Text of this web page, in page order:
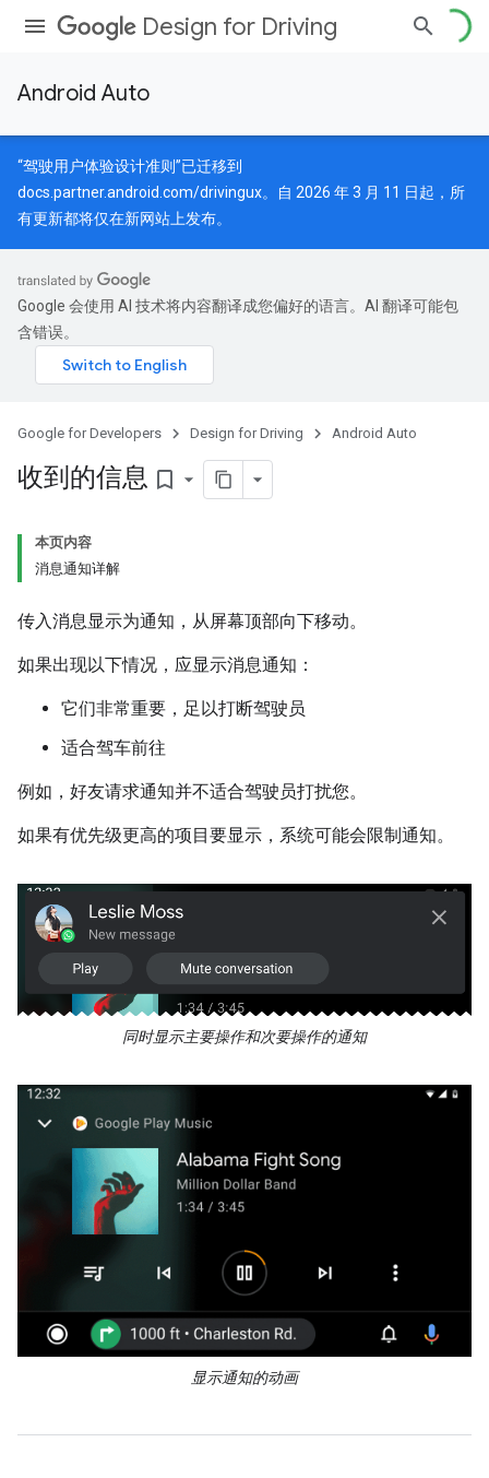
Design for Driving
Android Auto
“驾驶用户体验设计准则”已迁移到
docs.partner.android.com/drivingux。自 2026 年 3 月 11 日起，所
有更新都将仅在新网站上发布。
Google 会使用 AI 技术将内容翻译成您偏好的语言。AI 翻译可能包
含错误。
Google for Developers Design for Driving Android Auto
收到的信息 bookmark_border
本页内容
消息通知详解
传入消息显示为通知，从屏幕顶部向下移动。
如果出现以下情况，应显示消息通知：
它们非常重要，足以打断驾驶员
适合驾车前往
例如，好友请求通知并不适合驾驶员打扰您。
如果有优先级更高的项目要显示，系统可能会限制通知。
同时显示主要操作和次要操作的通知
显示通知的动画